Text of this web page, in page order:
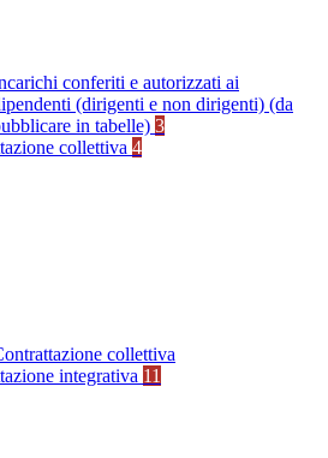
conferiti e autorizzati ai
(dirigenti e non dirigenti) (da
in tabelle) 3
collettiva 4
collettiva
integrativa 11